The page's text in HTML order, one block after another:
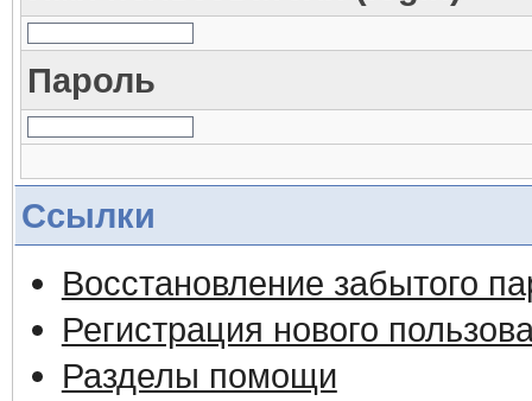
Пароль
Ссылки
Восстановление забытого
Регистрация нового
Разделы помощи